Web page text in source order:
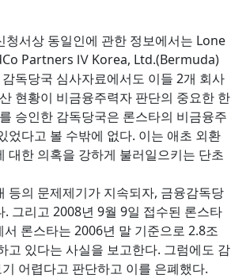
서상 동일인에 관한 정보에서는 Lone
Partners Ⅳ Korea, Ltd.(Bermuda)
독당국 심사자료에서도 이들 2개 회사
현황이 비금융주력자 판단의 중요한 한
승인한 감독당국은 론스타의 비금융주
었다고 볼 수밖에 없다. 이는 애초 외환
대한 의혹을 강하게 불러일으키는 단초
등의 문제제기가 지속되자, 금융감독당
그리고 2008년 9월 9일 접수된 론스타
론스타는 2006년 말 기준으로 2.8조
고 있다는 사실을 보고한다. 그럼에도 감
어렵다고 판단하고 이를 은폐했다.